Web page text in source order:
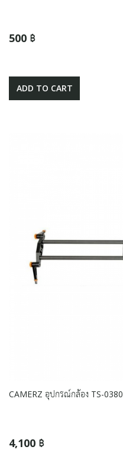
500 ฿
ADD TO CART
CAMERZ อุปกรณ์กล้อง TS-0380
4,100 ฿